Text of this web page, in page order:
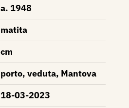
a. 1948
matita
cm
porto, veduta, Mantova
18-03-2023